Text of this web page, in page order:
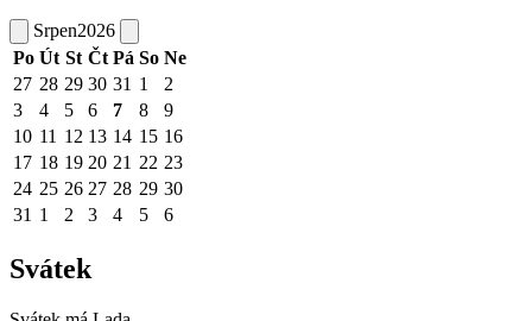
Srpen2026
Po Út St Čt Pá So Ne
27 28 29 30 31 1
2
3
4 5 6 7 8
9
10 11 12 13 14 15 16
17 18 19 20 21 22 23
24 25 26 27 28 29 30
31 1 2 3 4 5 6
Svátek